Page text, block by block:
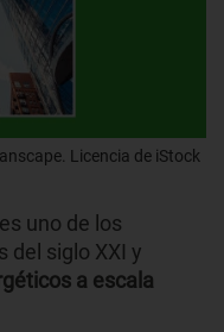
Licencia de iStock
es uno de los
del siglo XXI y
a escala